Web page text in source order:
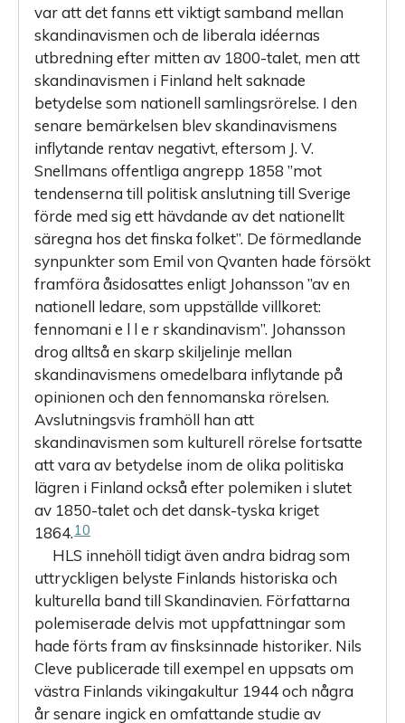
var att det fanns ett viktigt samband mellan
skandinavismen och de liberala idéernas
utbredning efter mitten av 1800-talet, men att
skandinavismen i Finland helt saknade
betydelse som nationell samlingsrörelse. I den
senare bemärkelsen blev skandinavismens
inflytande rentav negativt, eftersom J. V.
Snellmans offentliga angrepp 1858 ”mot
tendenserna till politisk anslutning till Sverige
förde med sig ett hävdande av det nationellt
säregna hos det finska folket”. De förmedlande
synpunkter som Emil von Qvanten hade försökt
framföra åsidosattes enligt Johansson ”av en
nationell ledare, som uppställde villkoret:
fennomani e l l e r skandinavism”. Johansson
drog alltså en skarp skiljelinje mellan
skandinavismens omedelbara inflytande på
opinionen och den fennomanska rörelsen.
Avslutningsvis framhöll han att
skandinavismen som kulturell rörelse fortsatte
att vara av betydelse inom de olika politiska
lägren i Finland också efter polemiken i slutet
av 1850-talet och det dansk-tyska kriget
1864.10
HLS innehöll tidigt även andra bidrag som
uttryckligen belyste Finlands historiska och
kulturella band till Skandinavien. Författarna
polemiserade delvis mot uppfattningar som
hade förts fram av finsksinnade historiker. Nils
Cleve publicerade till exempel en uppsats om
västra Finlands vikingakultur 1944 och några
år senare ingick en omfattande studie av